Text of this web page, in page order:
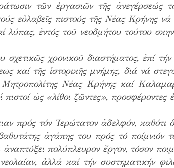
τῶν ἐργασιῶν τῆς ἀνεγέρσεώς
εὐλαβεῖς πιστούς τῆς Νέας Κρήνης νά
ἐντός τοῦ νεοδμήτου τούτου
χρονικοῦ διαστήματος, ἐπί
καί τῆς ἱστορικῆς μνήμης, διά νά
Νέας Κρήνης καί
ὡς «λίθοι ζῶντες», προσφέροντες
πρός τόν Ἱερώτατον ἀδελφόν, καθότι
ἀγάπης του πρός τό ποίμνιόν
πολύπλευρον ἔργον, τόσον
ἀλλά καί τήν συστηματικήν